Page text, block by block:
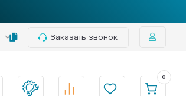
Заказать звонок
0